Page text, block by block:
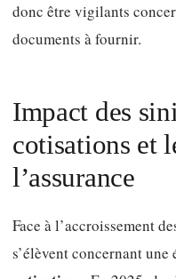
donc être vigilants
documents à fournir.
Impact des
cotisations et
l’assurance
Face à l’accroissement
s’élèvent concernant